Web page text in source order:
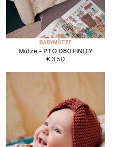
BABYMÜTZE
Mütze - PTO 080 FINLEY
€3.50